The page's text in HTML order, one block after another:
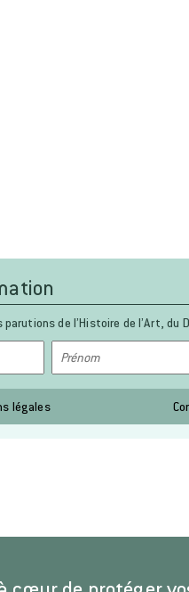
de l’Histoire de l’Art, du
légales